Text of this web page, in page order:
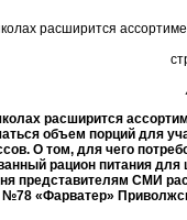
расширится
расширится
объем порций для
О том, для чего
рацион питания для
представителям СМИ
№78 «Фарватер»